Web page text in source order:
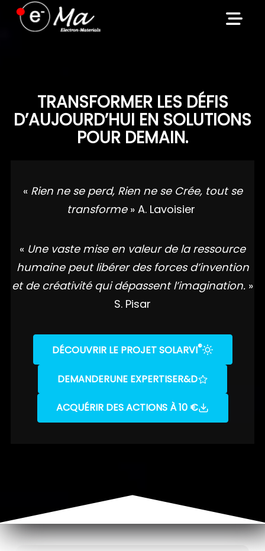
Skip
TRANSFORMER LES DÉFIS
D’AUJOURD’HUI EN SOLUTIONS
POUR DEMAIN.
« Rien ne se perd, Rien ne se Crée, tout se
transforme » A. Lavoisier
« Une vaste mise en valeur de la ressource
humaine peut libérer des forces d’invention
et de créativité qui dépassent l’imagination. »
S. Pisar
DÉCOUVRIR LE PROJET SOLARVI®
DEMANDERUNE EXPERTISER&D
ACQUÉRIR DES ACTIONS À 10 €